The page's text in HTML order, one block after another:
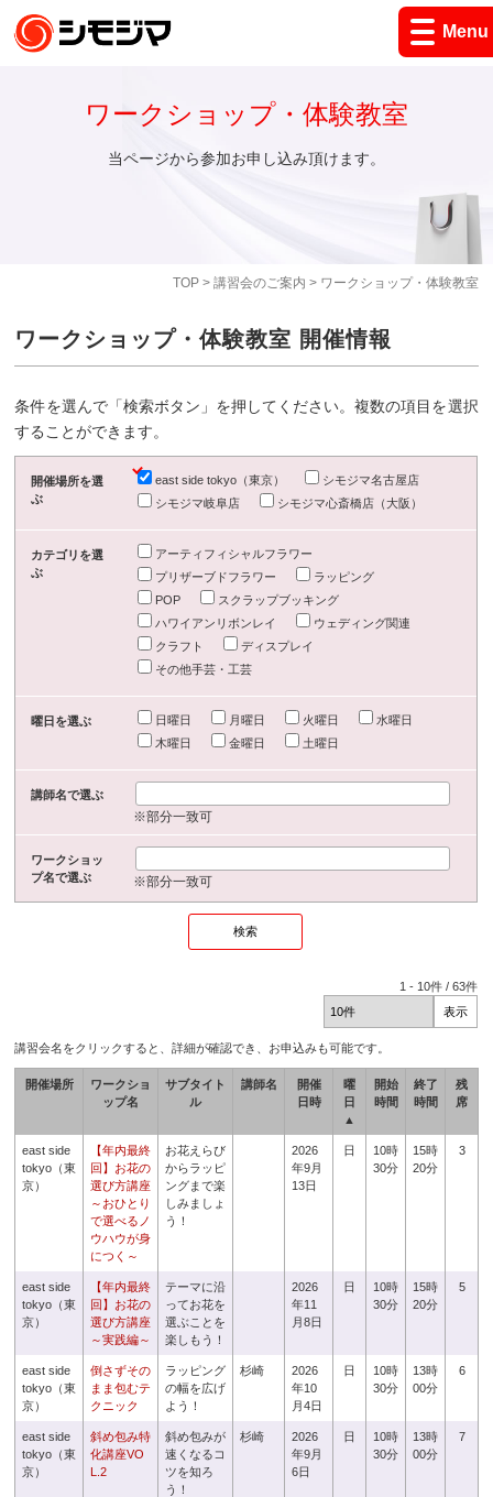
Menu
TOP> 講習会のご案内 > ワークショップ・体験教室
ワークショップ・体験教室
当ページから参加お申し込み頂けます。
ワークショップ・体験教室 開催情報
条件を選んで「検索ボタン」を押してください。複数の項目を選択
することができます。
開催場所を選
ぶ
east side tokyo（東京）
シモジマ名古屋店
シモジマ岐阜店
シモジマ心斎橋店（大阪）
カテゴリを選
ぶ
アーティフィシャルフラワー
プリザーブドフラワー
ラッピング
POP
スクラップブッキング
ハワイアンリボンレイ
ウェディング関連
クラフト
ディスプレイ
その他手芸・工芸
曜日を選ぶ 日曜日 月曜日 火曜日
水曜日
木曜日
金曜日 土曜日
講師名で選ぶ
※部分一致可
ワークショッ
プ名で選ぶ
※部分一致可
1 - 10件 /63件
講習会名をクリックすると、詳細が確認でき、お申込みも可能です。
開催場所
ワークショ
ップ名
サブタイト
ル
講師名
開催
日時
曜
日
▲
開始
時間
終了
時間
残
席
east side
tokyo（東
京）
【年内最終
回】お花の
選び方講座
～おひとり
で選べるノ
ウハウが身
につく～
お花えらび
からラッピ
ングまで楽
しみましょ
う！
2026
年9月
13日
日
10時
30分
15時
20分
3
east side
tokyo（東
京）
【年内最終
回】お花の
選び方講座
～実践編～
テーマに沿
ってお花を
選ぶことを
楽しもう！
2026
年11
月8日
日
10時
30分
15時
20分
5
east side
tokyo（東
京）
倒さずその
まま包むテ
クニック
ラッピング
の幅を広げ
よう！
杉崎
2026
年10
月4日
日
10時
30分
13時
00分
6
east side
tokyo（東
京）
斜め包み特
化講座VO
L.2
斜め包みが
速くなるコ
ツを知ろ
う！
杉崎
2026
年9月
6日
日
10時
30分
13時
00分
7